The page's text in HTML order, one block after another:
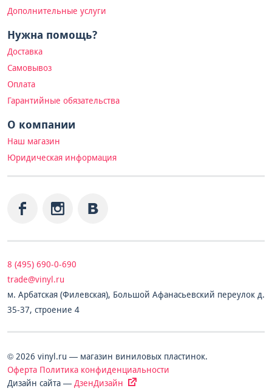
Дополнительные услуги
Нужна помощь?
Доставка
Самовывоз
Оплата
Гарантийные обязательства
О компании
Наш магазин
Юридическая информация
8 (495) 690-0-690
trade@vinyl.ru
м. Арбатская (Филевская), Большой Афанасьевский переулок д.
35-37, строение 4
© 2026 vinyl.ru — магазин виниловых пластинок.
Оферта Политика конфиденциальности
Дизайн сайта — ДзенДизайн